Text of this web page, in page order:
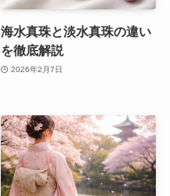
海水真珠と淡水真珠の違い
を徹底解説
2026年2月7日